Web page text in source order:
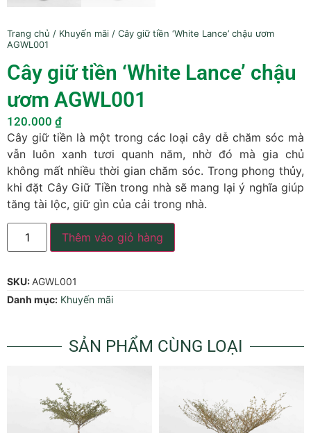
Trang chủ / Khuyến mãi / Cây giữ tiền ‘White Lance’ chậu ươm
AGWL001
Cây giữ tiền ‘White Lance’ chậu
ươm AGWL001
120.000 ₫
Cây giữ tiền là một trong các loại cây dễ chăm sóc mà
vẫn luôn xanh tươi quanh năm, nhờ đó mà gia chủ
không mất nhiều thời gian chăm sóc. Trong phong thủy,
khi đặt Cây Giữ Tiền trong nhà sẽ mang lại ý nghĩa giúp
tăng tài lộc, giữ gìn của cải trong nhà.
Thêm vào giỏ hàng
SKU: AGWL001
Danh mục: Khuyến mãi
SẢN PHẨM CÙNG LOẠI